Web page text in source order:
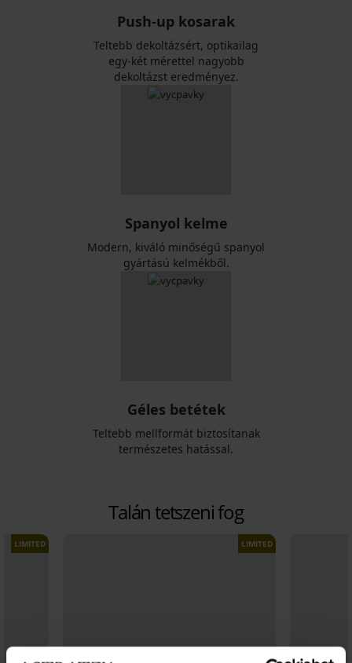
Push-up kosarak
Teltebb dekoltázsért, optikailag
egy-két mérettel nagyobb
dekoltázst eredményez.
Spanyol kelme
Modern, kiváló minőségű spanyol
gyártású kelmékből.
Géles betétek
Teltebb mellformát biztosítanak
természetes hatással.
Talán tetszeni fog
LIMITED LIMITED